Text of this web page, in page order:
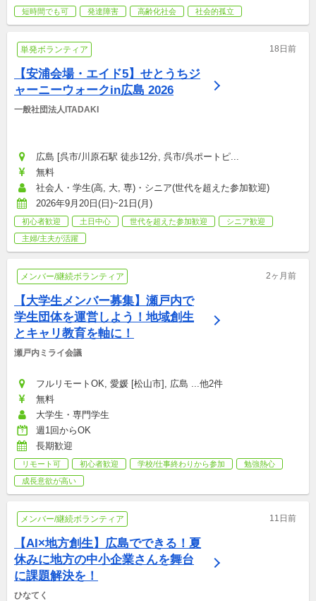
短時間でも可 発達障害 高齢化社会 社会的孤立
単発ボランティア 18日前
【安浦会場・エイド5】せとうちジ
ャーニーウォークin広島 2026
一般社団法人ITADAKI
広島 [呉市/川原石駅 徒歩12分, 呉市/呉ポートピ...
無料
社会人・学生(高, 大, 専)・シニア(世代を超えた参加歓迎)
2026年9月20日(日)~21日(月)
初心者歓迎 土日中心 世代を超えた参加歓迎
シニア歓迎
主婦/主夫が活躍
メンバー/継続ボランティア 2ヶ月前
【大学生メンバー募集】瀬戸内で
学生団体を運営しよう！地域創生
とキャリ教育を軸に！
瀬戸内ミライ会議
フルリモートOK, 愛媛 [松山市], 広島 ...他2件
無料
大学生・専門学生
週1回からOK
長期歓迎
リモート可 初心者歓迎 学校/仕事終わりから参加
勉強熱心
成長意欲が高い
メンバー/継続ボランティア 11日前
【AI×地方創生】広島でできる！夏
休みに地方の中小企業さんを舞台
に課題解決を！
ひなてく